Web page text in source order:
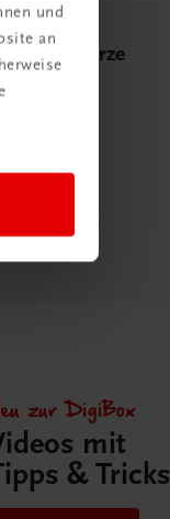
und
an
Gewürze
zur DigiBox
mit
& Tricks